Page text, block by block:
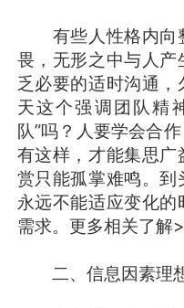
有些人性格内向
畏，无形之中与人
乏必要的适时沟通
天这个强调团队精
队”吗？人要学会合
有这样，才能集思广
赏只能孤掌难鸣。到
永远不能适应变化
需求。更多相关了解
二、信息因素理